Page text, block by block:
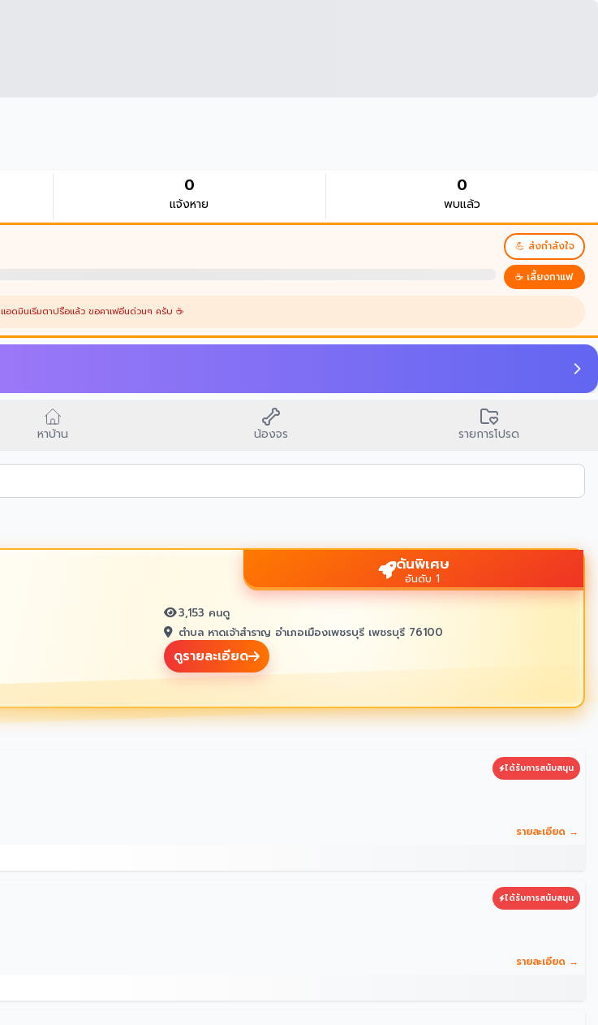
0
แจ้งหาย
0
พบแล้ว
💪 ส่งกำลังใจ
☕ เลี้ยงกาแฟ
แอดมินเริ่มตาปรือแล้ว ขอคาเฟอีนด่วนๆ ครับ ☕
หาบ้าน น้องจร รายการโปรด
ดันพิเศษ
อันดับ 1
3,153 คนดู
ตำบล หาดเจ้าสำราญ อำเภอเมืองเพชรบุรี เพชรบุรี 76100
ดูรายละเอียด
ได้รับการสนับสนุน
รายละเอียด →
ได้รับการสนับสนุน
รายละเอียด →